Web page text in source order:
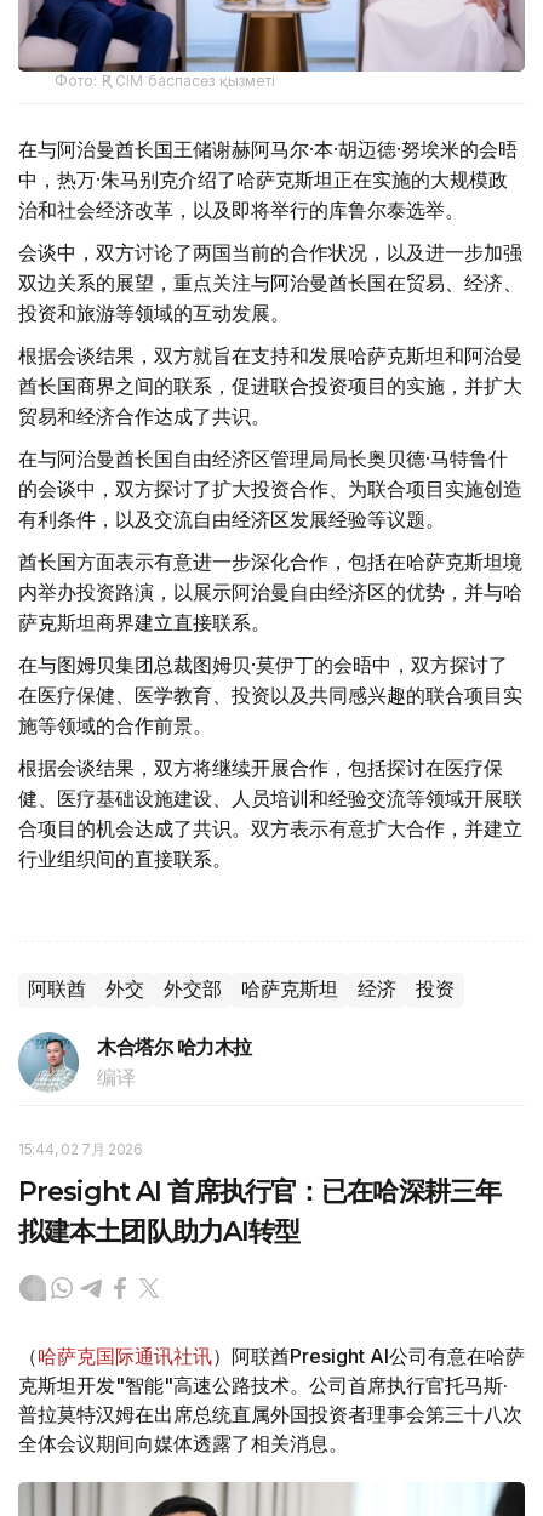
Фото: ҚР СІМ баспасөз қызметі
在与阿治曼酋长国王储谢赫阿马尔·本·胡迈德·努埃米的会晤
中，热万·朱马别克介绍了哈萨克斯坦正在实施的大规模政
治和社会经济改革，以及即将举行的库鲁尔泰选举。
会谈中，双方讨论了两国当前的合作状况，以及进一步加强
双边关系的展望，重点关注与阿治曼酋长国在贸易、经济、
投资和旅游等领域的互动发展。
根据会谈结果，双方就旨在支持和发展哈萨克斯坦和阿治曼
酋长国商界之间的联系，促进联合投资项目的实施，并扩大
贸易和经济合作达成了共识。
在与阿治曼酋长国自由经济区管理局局长奥贝德·马特鲁什
的会谈中，双方探讨了扩大投资合作、为联合项目实施创造
有利条件，以及交流自由经济区发展经验等议题。
酋长国方面表示有意进一步深化合作，包括在哈萨克斯坦境
内举办投资路演，以展示阿治曼自由经济区的优势，并与哈
萨克斯坦商界建立直接联系。
在与图姆贝集团总裁图姆贝·莫伊丁的会晤中，双方探讨了
在医疗保健、医学教育、投资以及共同感兴趣的联合项目实
施等领域的合作前景。
根据会谈结果，双方将继续开展合作，包括探讨在医疗保
健、医疗基础设施建设、人员培训和经验交流等领域开展联
合项目的机会达成了共识。双方表示有意扩大合作，并建立
行业组织间的直接联系。
阿联酋 外交 外交部 哈萨克斯坦 经济 投资
木合塔尔 哈力木拉
编译
15:44, 02 7月 2026
Presight AI 首席执行官：已在哈深耕三年
拟建本土团队助力AI转型
（哈萨克国际通讯社讯）阿联酋Presight AI公司有意在哈萨
克斯坦开发"智能"高速公路技术。公司首席执行官托马斯·
普拉莫特汉姆在出席总统直属外国投资者理事会第三十八次
全体会议期间向媒体透露了相关消息。